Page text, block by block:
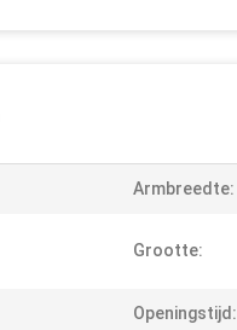
Armbreedte:
Grootte:
Openingstijd: